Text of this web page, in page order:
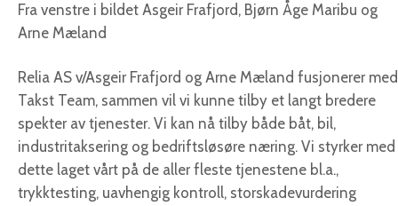
Fra venstre i bildet Asgeir Frafjord, Bjørn Åge Maribu og
Arne Mæland
Relia AS v/Asgeir Frafjord og Arne Mæland fusjonerer med
Takst Team, sammen vil vi kunne tilby et langt bredere
spekter av tjenester. Vi kan nå tilby både båt, bil,
industritaksering og bedriftsløsøre næring. Vi styrker med
dette laget vårt på de aller fleste tjenestene bl.a.,
trykktesting, uavhengig kontroll, storskadevurdering